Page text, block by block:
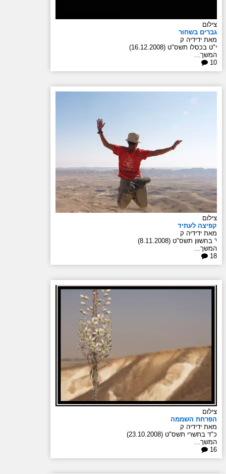
צילום
גברים בשחור
מאת ידידיה ק
י"ט בכסלו תשס"ט (16.12.2008)
המשך...
10
צילום
קפיצה לעתיד
מאת ידידיה ק
י' בחשוון תשס"ט (8.11.2008)
המשך...
18
צילום
הפרחת השממה
מאת ידידיה ק
כ"ד בתשרי תשס"ט (23.10.2008)
המשך...
16